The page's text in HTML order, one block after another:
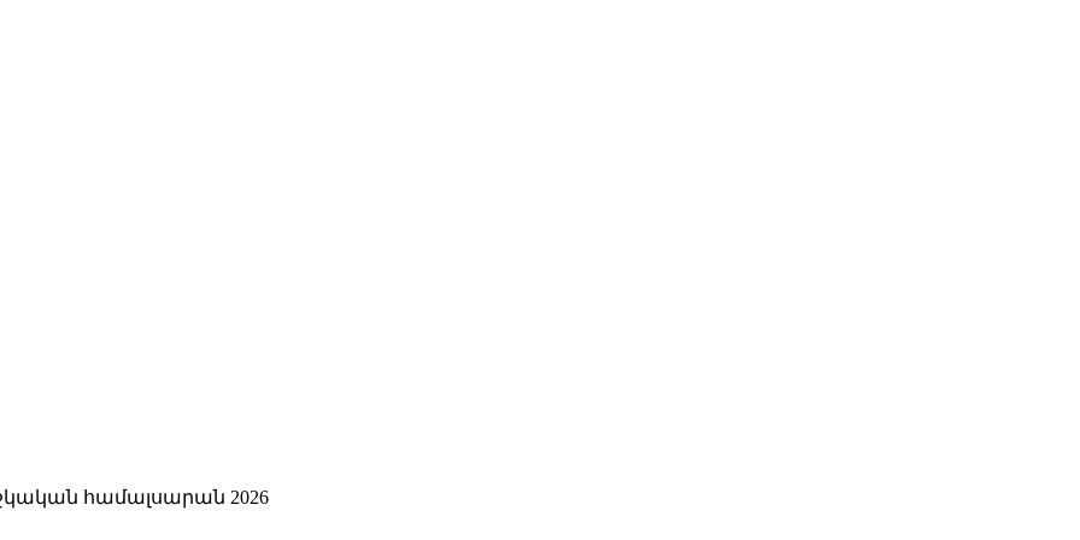
համալսարան 2026